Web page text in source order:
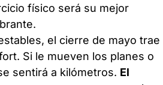
físico será su mejor
el cierre de mayo trae
Si le mueven los planes o
sentirá a kilómetros. El